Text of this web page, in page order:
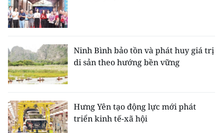
Ninh Bình bảo tồn và phát huy giá trị
di sản theo hướng bền vững
Hưng Yên tạo động lực mới phát
triển kinh tế-xã hội